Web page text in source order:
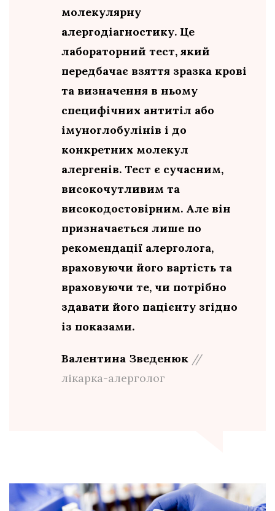
молекулярну
алергодіагностику. Це
лабораторний тест, який
передбачає взяття зразка крові
та визначення в ньому
специфічних антитіл або
імуноглобулінів і до
конкретних молекул
алергенів. Тест є сучасним,
високочутливим та
високодостовірним. Але він
призначається лише по
рекомендації алерголога,
враховуючи його вартість та
враховуючи те, чи потрібно
здавати його пацієнту згідно
із показами.
Валентина Зведенюк //
лікарка-алерголог